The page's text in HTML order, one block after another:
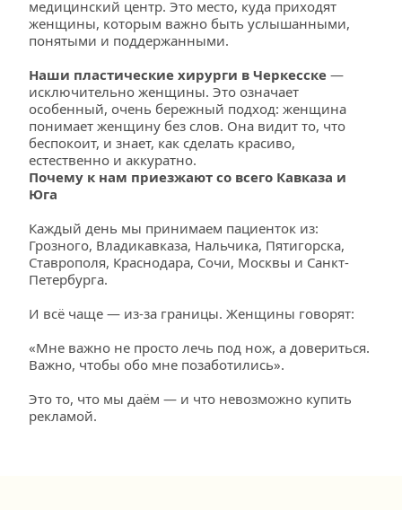
медицинский центр. Это место, куда приходят
женщины, которым важно быть услышанными,
понятыми и поддержанными.
Наши пластические хирурги в Черкесске —
исключительно женщины. Это означает
особенный, очень бережный подход: женщина
понимает женщину без слов. Она видит то, что
беспокоит, и знает, как сделать красиво,
естественно и аккуратно.
Почему к нам приезжают со всего Кавказа и
Юга
Каждый день мы принимаем пациенток из:
Грозного, Владикавказа, Нальчика, Пятигорска,
Ставрополя, Краснодара, Сочи, Москвы и Санкт-
Петербурга.
И всё чаще — из-за границы. Женщины говорят:
«Мне важно не просто лечь под нож, а довериться.
Важно, чтобы обо мне позаботились».
Это то, что мы даём — и что невозможно купить
рекламой.